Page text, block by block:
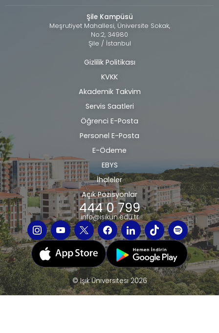
Şile Kampüsü
Meşrutiyet Mahallesi, Üniversite Sokak,
No:2, 34980
Şile / İstanbul
Alt
bilgi
Gizlilik Politikası
KVKK
Akademik Takvim
Servis Saatleri
Öğrenci E-Posta
Personel E-Posta
E-Ödeme
EBYS
İhaleler
Açık Pozisyonlar
444 0 799
info@isikun.edu.tr
© Işık Üniversitesi 2026